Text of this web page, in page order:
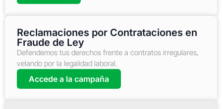
Reclamaciones por Contrataciones en
Fraude de Ley
Defendemos tus derechos frente a contratos irregulares,
velando por la legalidad laboral.
Accede a la campaña